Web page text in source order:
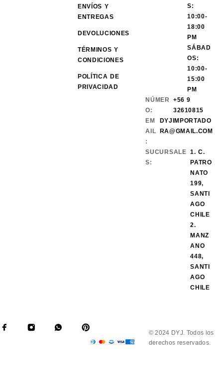
ENVÍOS Y
ENTREGAS
DEVOLUCIONES
TÉRMINOS Y
CONDICIONES
POLÍTICA DE
PRIVACIDAD
S:
10:00-
18:00
PM
SÁBAD
OS:
10:00-
15:00
PM
NÚMER
O:
+56 9
32610815
EM
AIL
:
DYJIMPORTADO
RA@GMAIL.COM
SUCURSALE
S:
1. C.
PATRO
NATO
199,
SANTI
AGO
CHILE
2.
MANZ
ANO
448,
SANTI
AGO
CHILE
© 2024 DYJ. Todos los
derechos reservados.